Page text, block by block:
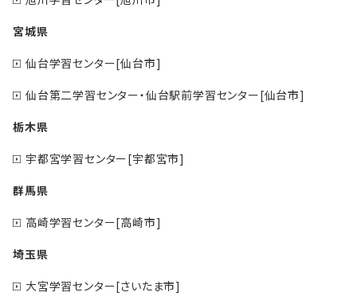
宮城県
仙台学習センター[仙台市]
仙台第二学習センター・仙台駅前学習センター[仙台市]
栃木県
宇都宮学習センター[宇都宮市]
群馬県
高崎学習センター[高崎市]
埼玉県
大宮学習センター[さいたま市]